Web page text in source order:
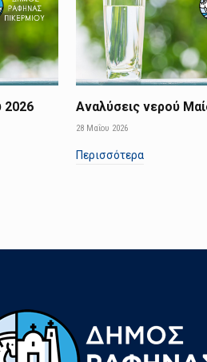
2026 Αναλύσεις νερού
28 Μαΐου 2026
Περισσότερα